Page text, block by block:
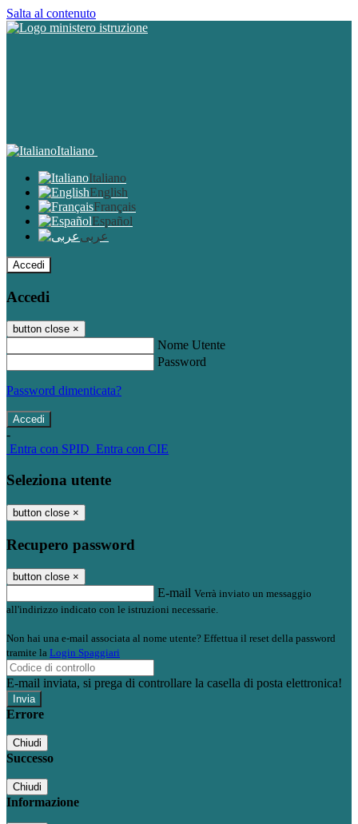
Salta al contenuto
Italiano
Italiano
English
Français
Español
عربى
Accedi
Accedi
button close ×
Nome Utente
Password
Password dimenticata?
-
Entra con SPID Entra con CIE
Seleziona utente
button close ×
Recupero password
button close ×
E-mail Verrà inviato un messaggio
all'indirizzo indicato con le istruzioni necessarie.
Non hai una e-mail associata al nome utente? Effettua il reset della password
tramite la Login Spaggiari
E-mail inviata, si prega di controllare la casella di posta elettronica!
Errore
Chiudi
Successo
Chiudi
Informazione